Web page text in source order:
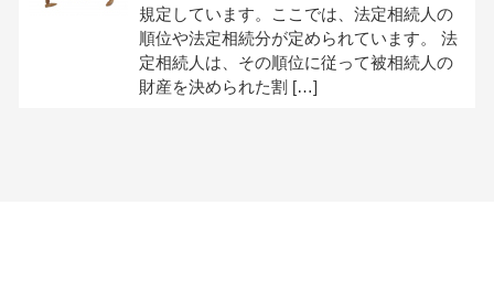
規定しています。ここでは、法定相続人の
順位や法定相続分が定められています。 法
定相続人は、その順位に従って被相続人の
財産を決められた割 […]